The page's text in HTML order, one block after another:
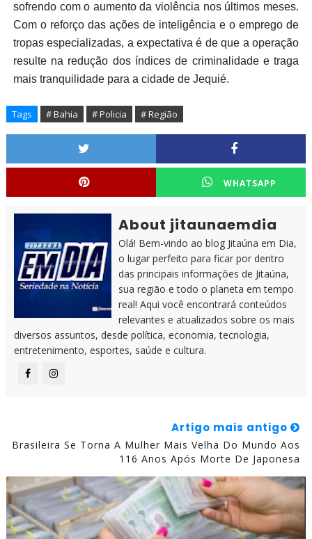
sofrendo com o aumento da violência nos últimos meses.
Com o reforço das ações de inteligência e o emprego de
tropas especializadas, a expectativa é de que a operação
resulte na redução dos índices de criminalidade e traga
mais tranquilidade para a cidade de Jequié.
Tags # Bahia # Policia # Região
WHATSAPP
About jitaunaemdia
Olá! Bem-vindo ao blog Jitaúna em Dia,
o lugar perfeito para ficar por dentro
das principais informações de Jitaúna,
sua região e todo o planeta em tempo
real! Aqui você encontrará conteúdos
relevantes e atualizados sobre os mais
diversos assuntos, desde política, economia, tecnologia,
entretenimento, esportes, saúde e cultura.
Artigo mais antigo
Brasileira Se Torna A Mulher Mais Velha Do Mundo Aos
116 Anos Após Morte De Japonesa